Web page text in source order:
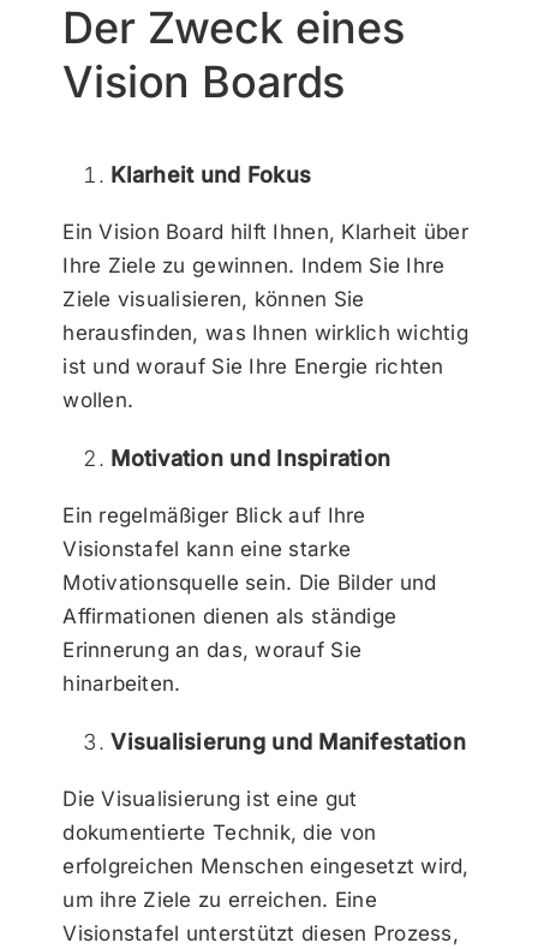
Der Zweck eines
Vision Boards
Klarheit und Fokus
Ein Vision Board hilft Ihnen, Klarheit über
Ihre Ziele zu gewinnen. Indem Sie Ihre
Ziele visualisieren, können Sie
herausfinden, was Ihnen wirklich wichtig
ist und worauf Sie Ihre Energie richten
wollen.
Motivation und Inspiration
Ein regelmäßiger Blick auf Ihre
Visionstafel kann eine starke
Motivationsquelle sein. Die Bilder und
Affirmationen dienen als ständige
Erinnerung an das, worauf Sie
hinarbeiten.
Visualisierung und Manifestation
Die Visualisierung ist eine gut
dokumentierte Technik, die von
erfolgreichen Menschen eingesetzt wird,
um ihre Ziele zu erreichen. Eine
Visionstafel unterstützt diesen Prozess,